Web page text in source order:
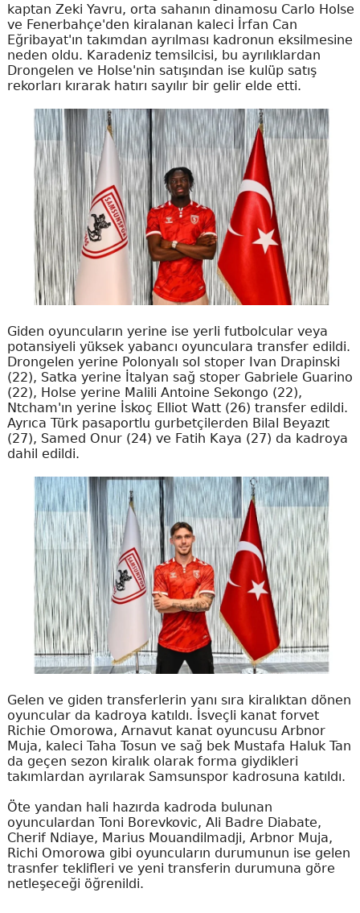
kaptan Zeki Yavru, orta sahanın dinamosu Carlo Holse
ve Fenerbahçe'den kiralanan kaleci İrfan Can
Eğribayat'ın takımdan ayrılması kadronun eksilmesine
neden oldu. Karadeniz temsilcisi, bu ayrılıklardan
Drongelen ve Holse'nin satışından ise kulüp satış
rekorları kırarak hatırı sayılır bir gelir elde etti.
Giden oyuncuların yerine ise yerli futbolcular veya
potansiyeli yüksek yabancı oyunculara transfer edildi.
Drongelen yerine Polonyalı sol stoper Ivan Drapinski
(22), Satka yerine İtalyan sağ stoper Gabriele Guarino
(22), Holse yerine Malili Antoine Sekongo (22),
Ntcham'ın yerine İskoç Elliot Watt (26) transfer edildi.
Ayrıca Türk pasaportlu gurbetçilerden Bilal Beyazıt
(27), Samed Onur (24) ve Fatih Kaya (27) da kadroya
dahil edildi.
Gelen ve giden transferlerin yanı sıra kiralıktan dönen
oyuncular da kadroya katıldı. İsveçli kanat forvet
Richie Omorowa, Arnavut kanat oyuncusu Arbnor
Muja, kaleci Taha Tosun ve sağ bek Mustafa Haluk Tan
da geçen sezon kiralık olarak forma giydikleri
takımlardan ayrılarak Samsunspor kadrosuna katıldı.
Öte yandan hali hazırda kadroda bulunan
oyunculardan Toni Borevkovic, Ali Badre Diabate,
Cherif Ndiaye, Marius Mouandilmadji, Arbnor Muja,
Richi Omorowa gibi oyuncuların durumunun ise gelen
trasnfer teklifleri ve yeni transferin durumuna göre
netleşeceği öğrenildi.